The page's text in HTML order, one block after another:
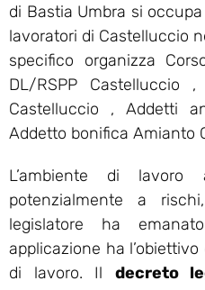
di Bastia Umbra si
lavoratori di Castelluccio
specifico organizza
DL/RSPP Castelluccio
Castelluccio , Addetti
Addetto bonifica Amianto
L’ambiente di lavoro
potenzialmente a
legislatore ha
applicazione ha
di lavoro. Il decreto